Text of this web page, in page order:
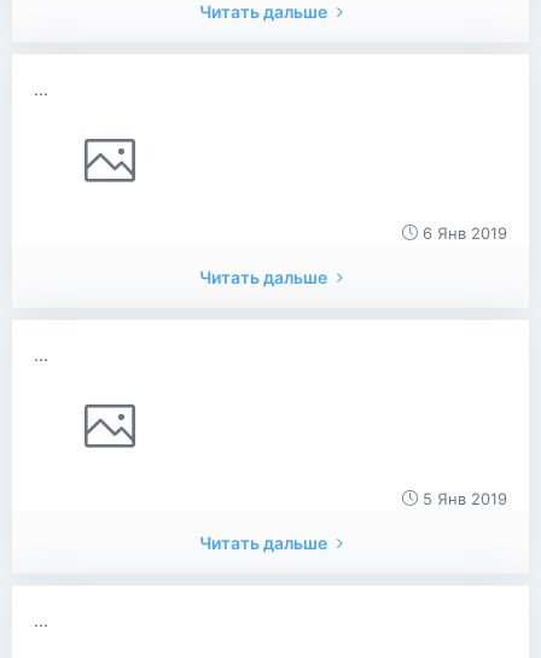
Читать дальше
...
6 Янв 2019
Читать дальше
...
5 Янв 2019
Читать дальше
...